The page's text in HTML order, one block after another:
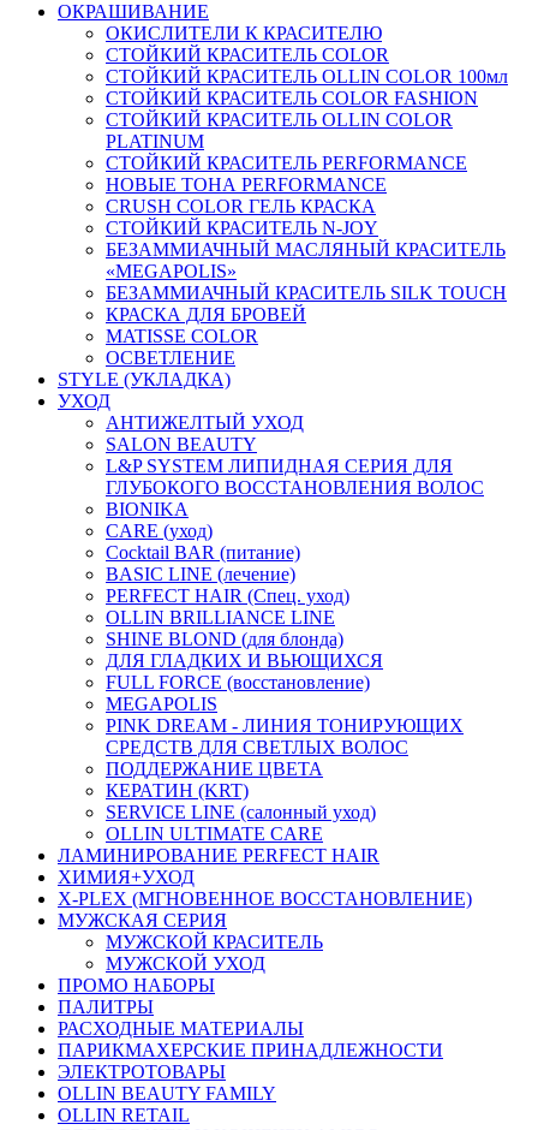
ОКРАШИВАНИЕ
ОКИСЛИТЕЛИ К КРАСИТЕЛЮ
СТОЙКИЙ КРАСИТЕЛЬ COLOR
СТОЙКИЙ КРАСИТЕЛЬ OLLIN COLOR 100мл
СТОЙКИЙ КРАСИТЕЛЬ COLOR FASHION
СТОЙКИЙ КРАСИТЕЛЬ OLLIN COLOR
PLATINUM
СТОЙКИЙ КРАСИТЕЛЬ PERFORMANCE
НОВЫЕ ТОНА PERFORMANCE
CRUSH COLOR ГЕЛЬ КРАСКА
СТОЙКИЙ КРАСИТЕЛЬ N-JOY
БЕЗАММИАЧНЫЙ МАСЛЯНЫЙ КРАСИТЕЛЬ
«MEGAPOLIS»
БЕЗАММИАЧНЫЙ КРАСИТЕЛЬ SILK TOUCH
КРАСКА ДЛЯ БРОВЕЙ
MATISSE COLOR
ОСВЕТЛЕНИЕ
STYLE (УКЛАДКА)
УХОД
АНТИЖЕЛТЫЙ УХОД
SALON BEAUTY
L&P SYSTEM ЛИПИДНАЯ СЕРИЯ ДЛЯ
ГЛУБОКОГО ВОССТАНОВЛЕНИЯ ВОЛОС
BIONIKA
CARE (уход)
Cocktail BAR (питание)
BASIC LINE (лечение)
PERFECT HAIR (Спец. уход)
OLLIN BRILLIANCE LINE
SHINE BLOND (для блонда)
ДЛЯ ГЛАДКИХ И ВЬЮЩИХСЯ
FULL FORCE (восстановление)
MEGAPOLIS
PINK DREAM - ЛИНИЯ ТОНИРУЮЩИХ
СРЕДСТВ ДЛЯ СВЕТЛЫХ ВОЛОС
ПОДДЕРЖАНИЕ ЦВЕТА
КЕРАТИН (KRT)
SERVICE LINE (салонный уход)
OLLIN ULTIMATE CARE
ЛАМИНИРОВАНИЕ PERFECT HAIR
ХИМИЯ+УХОД
X-PLEX (МГНОВЕННОЕ ВОССТАНОВЛЕНИЕ)
МУЖСКАЯ СЕРИЯ
МУЖСКОЙ КРАСИТЕЛЬ
МУЖСКОЙ УХОД
ПРОМО НАБОРЫ
ПАЛИТРЫ
РАСХОДНЫЕ МАТЕРИАЛЫ
ПАРИКМАХЕРСКИЕ ПРИНАДЛЕЖНОСТИ
ЭЛЕКТРОТОВАРЫ
OLLIN BEAUTY FAMILY
OLLIN RETAIL